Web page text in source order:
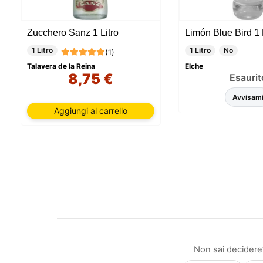
Zucchero Sanz 1 Litro
1 Litro (1)
Talavera de la Reina
8,75 €
Aggiungi al carrello
Limón Blue Bird 1
1 Litro
No
Elche
Avvisami
Non sai
queste
nella